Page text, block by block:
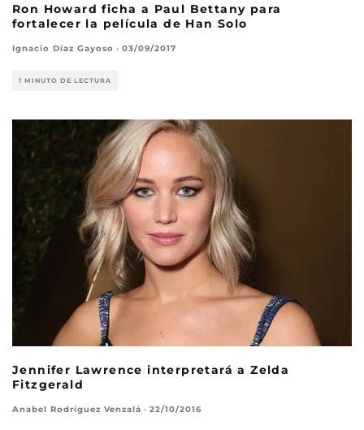
Ron Howard ficha a Paul Bettany para
fortalecer la película de Han Solo
Ignacio Díaz Gayoso · 03/09/2017
1 MINUTO DE LECTURA
Jennifer Lawrence interpretará a Zelda
Fitzgerald
Anabel Rodríguez Venzalá · 22/10/2016